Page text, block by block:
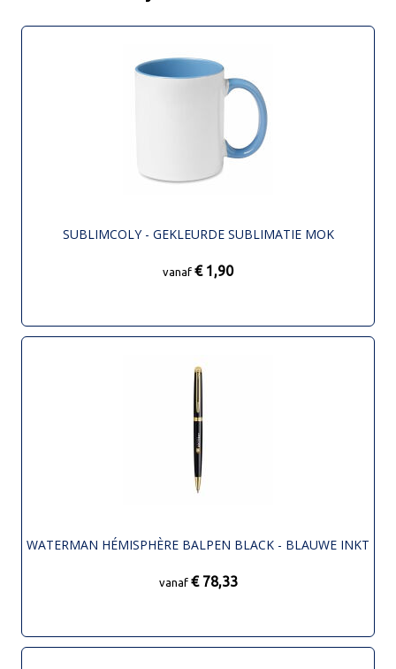
SUBLIMCOLY - GEKLEURDE SUBLIMATIE MOK
vanaf € 1,90
WATERMAN HÉMISPHÈRE BALPEN BLACK - BLAUWE INKT
vanaf € 78,33